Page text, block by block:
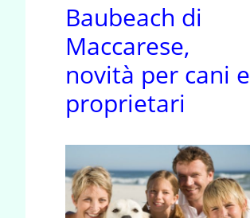
Baubeach di
Maccarese,
novità per cani e
proprietari